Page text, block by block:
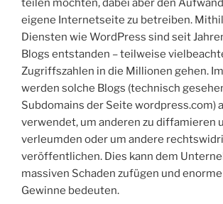
teilen möchten, dabei aber den
eigene Internetseite zu betreiben.
Diensten wie WordPress sind seit
Blogs entstanden – teilweise
Zugriffszahlen in die Millionen gehen.
werden solche Blogs (technisch
Subdomains der Seite wordpress.com)
verwendet, um anderen zu diffamieren
verleumden oder um andere
veröffentlichen. Dies kann dem
massiven Schaden zufügen und
Gewinne bedeuten.